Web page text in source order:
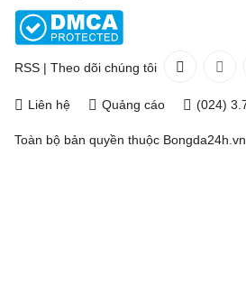
RSS | Theo dõi chúng tôi
Liên hệ Quảng cáo (024)
Toàn bộ bản quyền thuộc Bongda24h.vn